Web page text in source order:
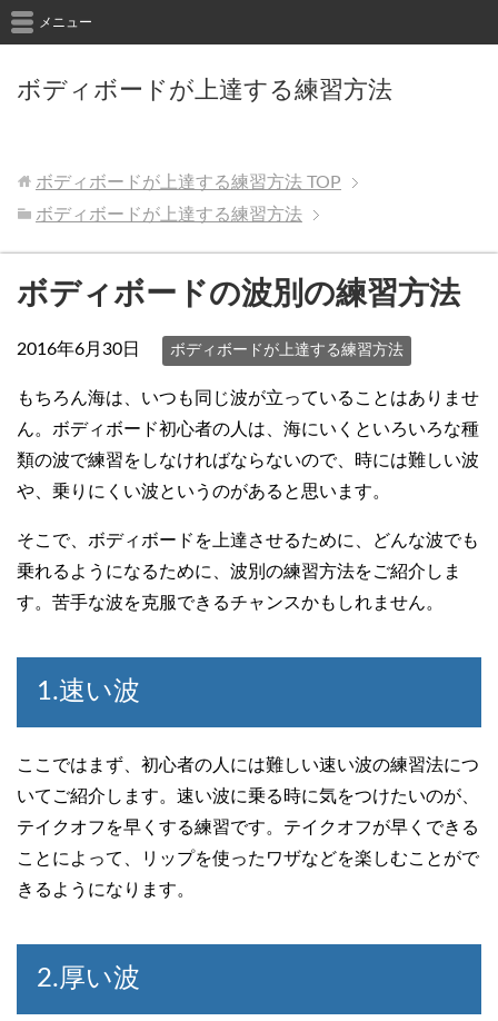
ボディボードが上達する練習方法
メニュー
ボディボードが上達する練習方法 TOP
ボディボードが上達する練習方法
ボディボードの波別の練習方法
2016年6月30日 ボディボードが上達する練習方法
もちろん海は、いつも同じ波が立っていることはありませ
ん。ボディボード初心者の人は、海にいくといろいろな種
類の波で練習をしなければならないので、時には難しい波
や、乗りにくい波というのがあると思います。
そこで、ボディボードを上達させるために、どんな波でも
乗れるようになるために、波別の練習方法をご紹介しま
す。苦手な波を克服できるチャンスかもしれません。
1.速い波
ここではまず、初心者の人には難しい速い波の練習法につ
いてご紹介します。速い波に乗る時に気をつけたいのが、
テイクオフを早くする練習です。テイクオフが早くできる
ことによって、リップを使ったワザなどを楽しむことがで
きるようになります。
2.厚い波